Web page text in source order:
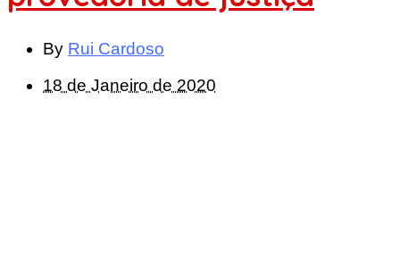
By Rui Cardoso
18 de Janeiro de 2020